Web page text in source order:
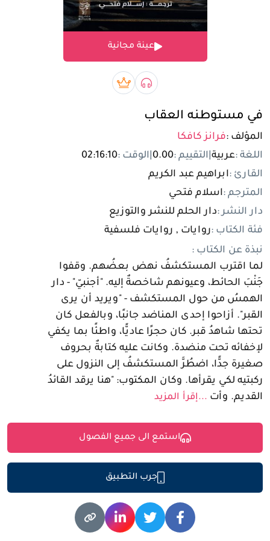
تسجيل الدخول
مستخدم جديد
عينة مجانية
صوتي bookبريميوم book
في مستوطنه العقاب
المؤلف :فرانز كافكا
اللغة :عربية التقييم :0.00 الوقت :02:16:10
القارئ :ابراهيم عبد الكريم
المترجم :اسلام فتحي
دار النشر :دار الحلم للنشر والتوزيع
فئة الكتاب :روايات , روايات فلسفية
نبذة عن الكتاب :
لما اقترب المستكشفُ نهض بعضُهم. وقفوا
جَنْبَ الحائط، وعيونهم شاخصةٌ إليه. "أجنبيّ" - دار
الهمسُ من حول المستكشف - "ويريد أن يرى
القبر". أزاحوا إحدى المناضد جانبًا، وبالفعل كان
تحتها شاهدُ قبر. كان حجرًا عاديًّا، واطئًا بما يكفي
لإخفائه تحت منضدة. وكانت عليه كتابةٌ بحروف
صغيرة جدًّا، اضطُرَّ المستكشفُ إلى النزول على
ركبتيه لكي يقرأها. وكان المكتوب: "هنا يرقد القائدُ
القديم. وأت ...إقرأ المزيد
استمع الى جميع الفصول
جرب التطبيق